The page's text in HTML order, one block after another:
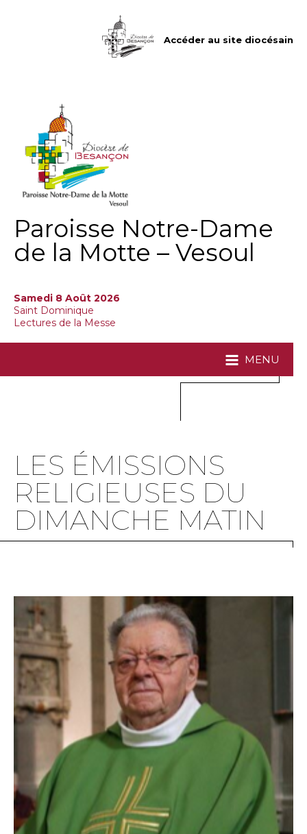
Accéder au site diocésain
Paroisse Notre-Dame
de la Motte – Vesoul
Samedi 8 Août 2026
Saint Dominique
Lectures de la Messe
MENU
LES ÉMISSIONS
RELIGIEUSES DU
DIMANCHE MATIN